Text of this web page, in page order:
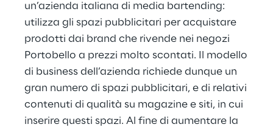
un’azienda italiana di media bartending:
utilizza gli spazi pubblicitari per acquistare
prodotti dai brand che rivende nei negozi
Portobello a prezzi molto scontati. Il modello
di business dell’azienda richiede dunque un
gran numero di spazi pubblicitari, e di relativi
contenuti di qualità su magazine e siti, in cui
inserire questi spazi. Al fine di aumentare la